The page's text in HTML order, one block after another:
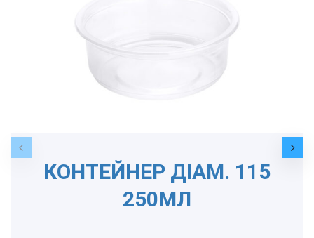
КОНТЕЙНЕР ДІАМ. 115
250МЛ